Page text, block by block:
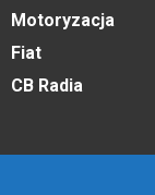
Motoryzacja
Fiat
CB Radia